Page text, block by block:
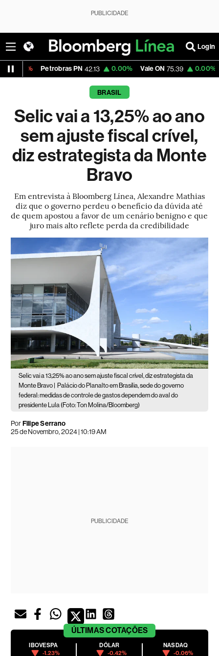
PUBLICIDADE
Login
PN 42.13 0.00% Vale ON 75.39 0.00% Itaú PN 41.83
BRASIL
Selic vai a 13,25% ao ano
sem ajuste fiscal crível,
diz estrategista da Monte
Bravo
Em entrevista à Bloomberg Línea, Alexandre Mathias
diz que o governo perdeu o benefício da dúvida até
de quem apostou a favor de um cenário benigno e que
juro mais alto reflete perda da credibilidade
Selic vai a 13,25% ao ano sem ajuste fiscal crível, diz estrategista da
Monte Bravo |
Palácio do Planalto em Brasília, sede do governo
federal: medidas de controle de gastos dependem do aval do
presidente Lula (Foto: Ton Molina/Bloomberg)
PorFilipe Serrano
25 de Novembro, 2024 | 10:19 AM
PUBLICIDADE
ÚLTIMASCOTAÇÕES
IBOVESPA
-1.23%
DÓLAR
-0.42%
NASDAQ
-0.06%